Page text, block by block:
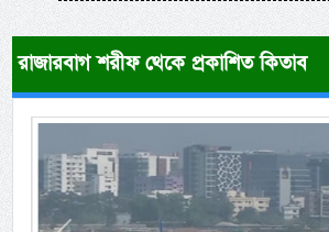
রাজারবাগ শরীফ থেকে প্রকাশিত কিতাব